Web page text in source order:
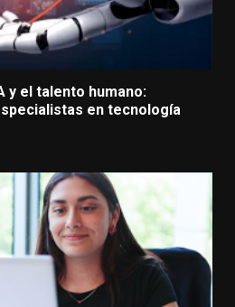
y el talento humano:
en tecnología